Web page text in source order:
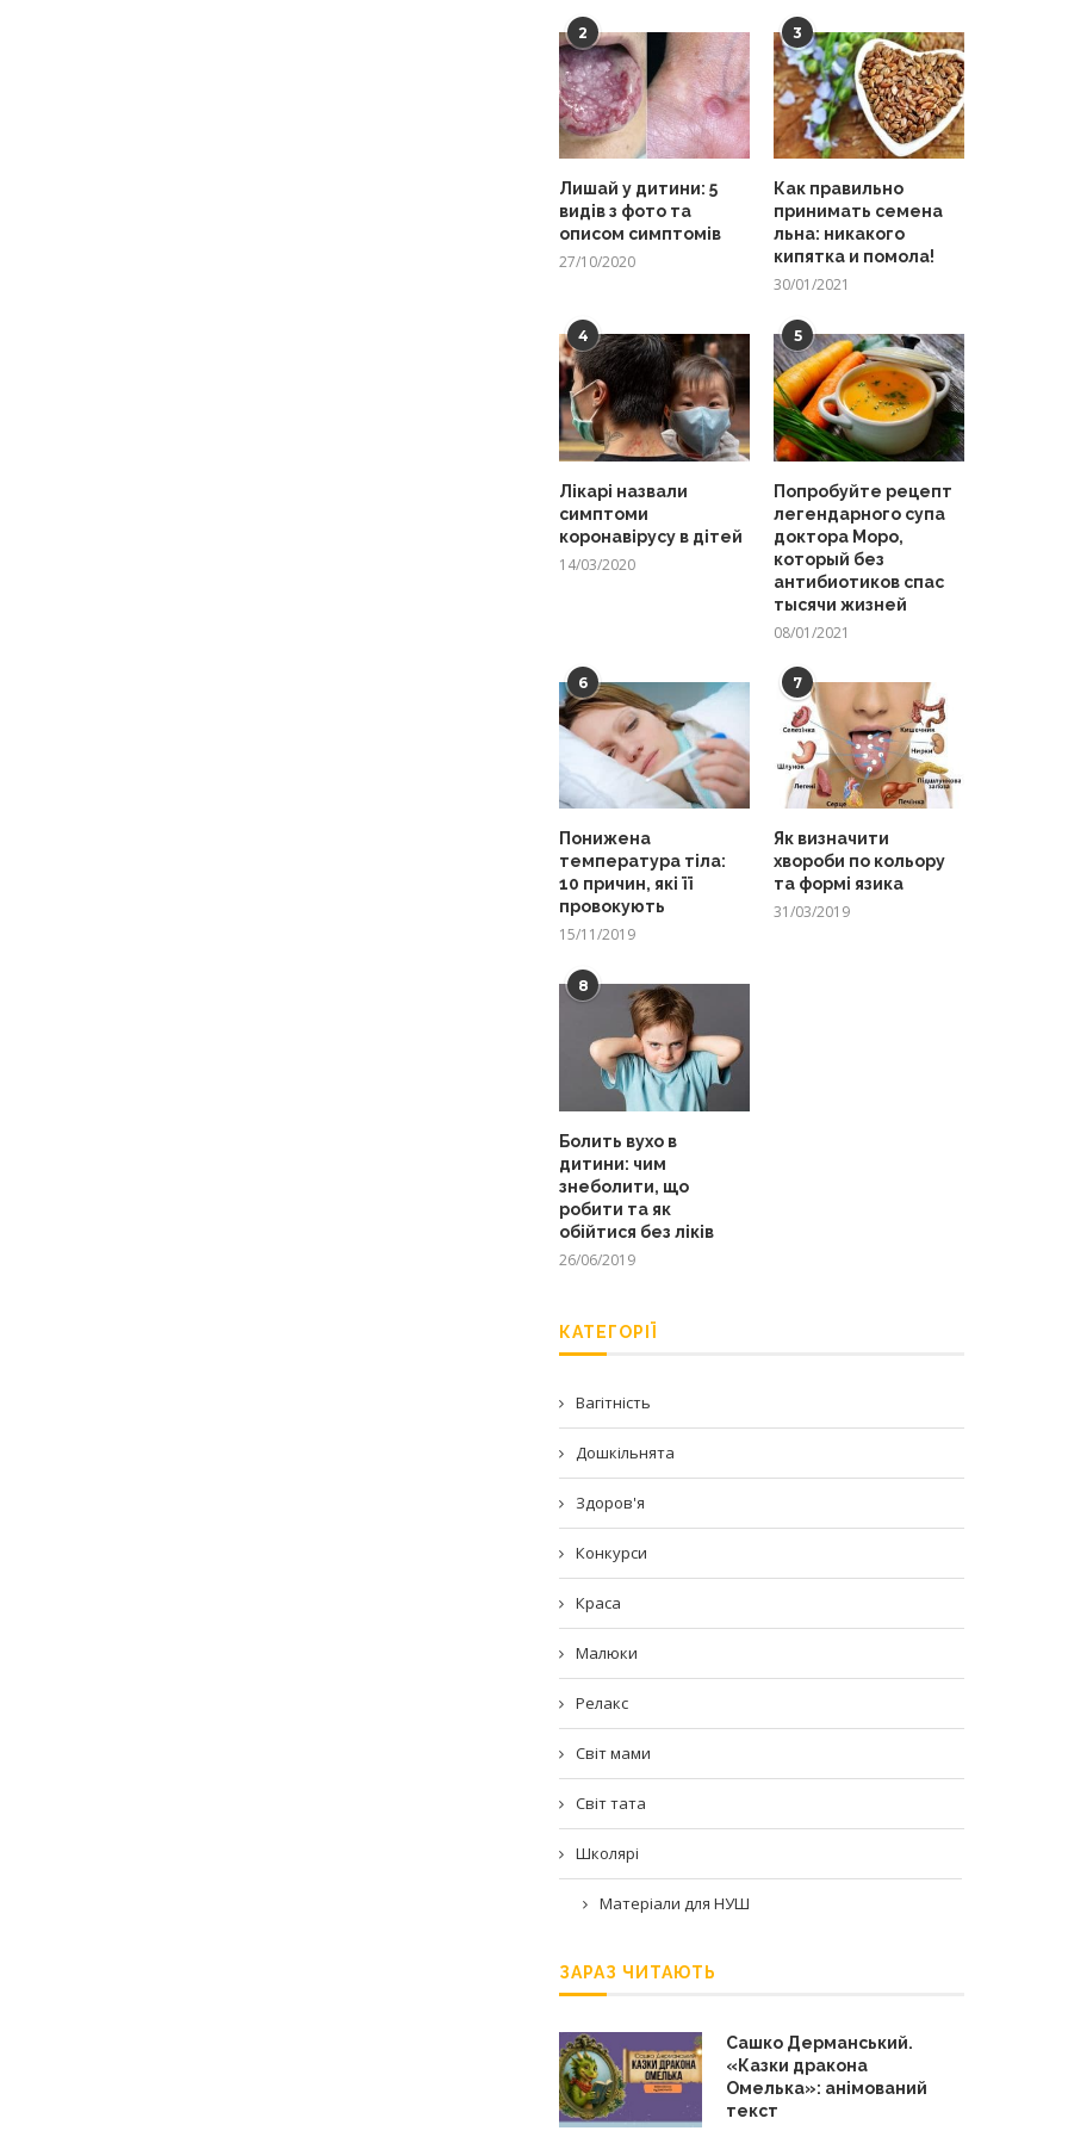
2
Лишай у дитини: 5
видів з фото та
описом симптомів
27/10/2020
3
Как правильно
принимать семена
льна: никакого
кипятка и помола!
30/01/2021
4
Лікарі назвали
симптоми
коронавірусу в дітей
14/03/2020
5
Попробуйте рецепт
легендарного супа
доктора Моро,
который без
антибиотиков спас
тысячи жизней
08/01/2021
6
Понижена
температура тіла:
10 причин, які її
провокують
15/11/2019
7
Як визначити
хвороби по кольору
та формі язика
31/03/2019
8
Болить вухо в
дитини: чим
знеболити, що
робити та як
обійтися без ліків
26/06/2019
КАТЕГОРІЇ
Вагітність
Дошкільнята
Здоров'я
Конкурси
Краса
Малюки
Релакс
Світ мами
Світ тата
Школярі
Матеріали для НУШ
ЗАРАЗ ЧИТАЮТЬ
Сашко Дерманський.
«Казки дракона
Омелька»: анімований
текст